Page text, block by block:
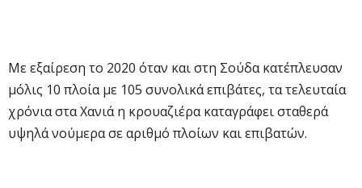
Με εξαίρεση το 2020 όταν και στη Σούδα κατέπλευσαν
μόλις 10 πλοία με 105 συνολικά επιβάτες, τα τελευταία
χρόνια στα Χανιά η κρουαζιέρα καταγράφει σταθερά
υψηλά νούμερα σε αριθμό πλοίων και επιβατών.